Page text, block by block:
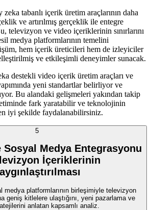
tabanlı içerik üretim araçlarının daha
ve artırılmış gerçeklik ile entegre
televizyon ve video içeriklerinin sınırlarını
medya platformlarının temelini
hem içerik üreticileri hem de izleyiciler
ve etkileşimli deneyimler sunacak.
destekli video içerik üretim araçları ve
yeni standartlar belirliyor ve
Bu alandaki gelişmeleri yakından takip
fark yaratabilir ve teknolojinin
iyi şekilde faydalanabilirsiniz.
5
Sosyal Medya Entegrasyonu
İçeriklerinin
medya platformlarının birleşimiyle televizyon
geniş kitlelere ulaştığını, yeni pazarlama ve
anlatan kapsamlı analiz.